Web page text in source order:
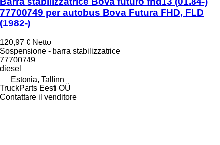
77700749 per autobus Bova Futura FHD, FLD
(1982-)
120,97 € Netto
Sospensione - barra stabilizzatrice
77700749
diesel
Estonia, Tallinn
TruckParts Eesti OÜ
Contattare il venditore